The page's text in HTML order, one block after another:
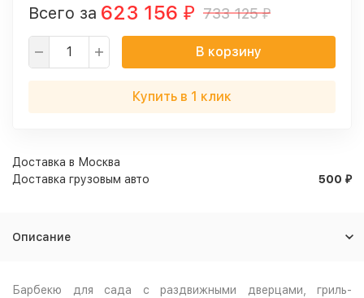
Всего за 623 156 ₽ 733 125₽
В корзину
Купить в 1 клик
Доставка в Москва
Доставка грузовым авто
500 ₽
Описание
Барбекю для сада с раздвижными дверцами, гриль-